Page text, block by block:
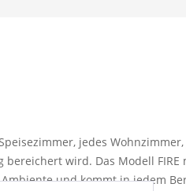
jedes
wird. Das Modell
und kommt in jedem